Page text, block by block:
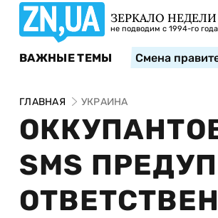
ЗЕРКАЛО НЕДЕЛИ
не подводим с 1994-го года
ВАЖНЫЕ ТЕМЫ Смена
ГЛАВНАЯ УКРАИНА
SMS